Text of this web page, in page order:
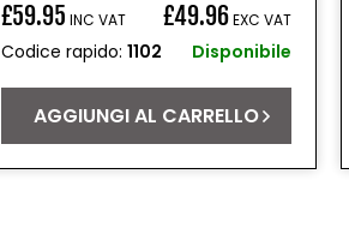
Prezzo
di
£59.95 INC VAT £49.96EXC VAT
Codice rapido:1102 Disponibile
AGGIUNGI AL CARRELLO